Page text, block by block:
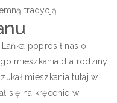
tradycją.
poprosił nas o
mieszkania dla rodziny
mieszkania tutaj w
się na kręcenie w